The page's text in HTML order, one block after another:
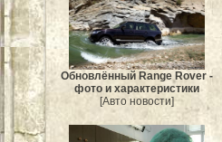
Обновлённый Range Rover -
фото и характеристики
[Авто новости]